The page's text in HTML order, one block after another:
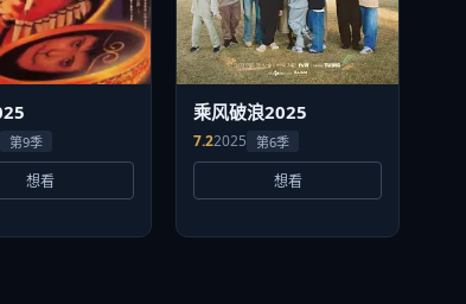
第9季
想看
乘风破浪2025
7.22025 第6季
想看